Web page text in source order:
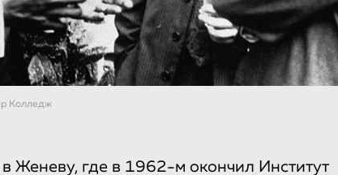
Колледж
Женеву, где в 1962-м окончил Институт